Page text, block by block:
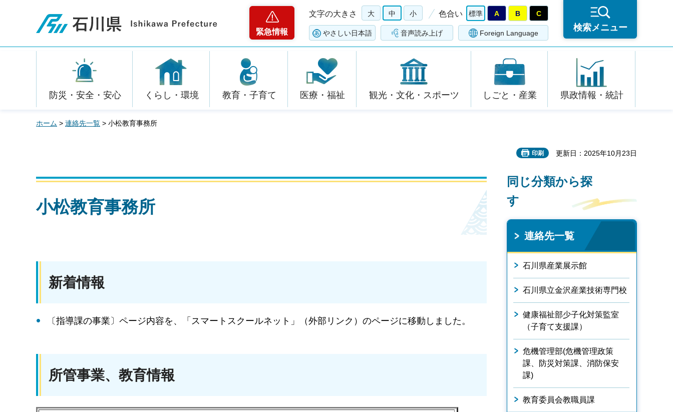
石川県
緊急情報
文字の大きさ 大 中 小 色合い 標準 A B C
やさしい日本語 音声読み上げ Foreign Language
検索メニュー
防災・安全・安心 くらし・環境 教育・子育て 医療・福祉 観光・文化・スポーツ しごと・産業 県政情報・統計
ホーム > 連絡先一覧 > 小松教育事務所
印刷 更新日：2025年10月23日
小松教育事務所
新着情報
〔指導課の事業〕ページ内容を、「スマートスクールネット」（外部リンク）のページに移動しました。
所管事業、教育情報
同じ分類から探
す
連絡先一覧
石川県産業展示館
石川県立金沢産業技術専門校
健康福祉部少子化対策監室
（子育て支援課）
危機管理部(危機管理政策
課、防災対策課、消防保安
課)
教育委員会教職員課